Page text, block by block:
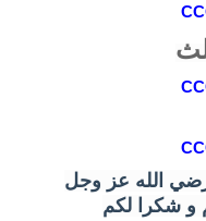
الله عز وجل
و شكرا لكم